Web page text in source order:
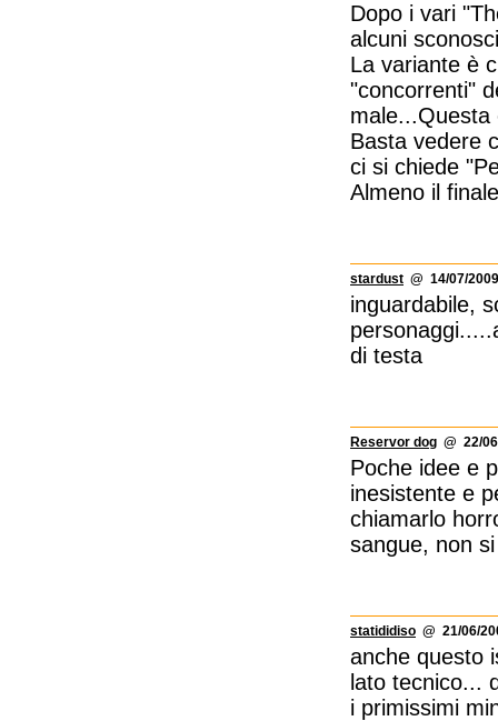
Dopo i vari
alcuni
La variante è
"concorrenti"
male...Questa
Basta vedere
ci si chiede
Almeno il
stardust @ 14/07/
inguardabile,
di testa
Reservor dog @ 22/
Poche idee e
inesistente e
chiamarlo
sangue, non
statididiso @ 21/06/
anche questo
lato tecnico...
i primissimi